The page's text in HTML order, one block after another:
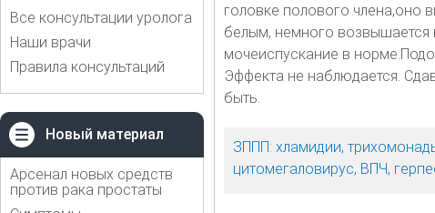
Все консультации уролога
Наши врачи
Правила консультаций
Новый материал
Арсенал новых средств
против рака простаты
головке полового члена,оно
белым, немного возвышается
мочеиспускание в
Эффекта не наблюдается.
быть.
ЗППП: хламидии,
цитомегаловирус, ВПЧ,